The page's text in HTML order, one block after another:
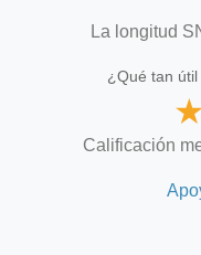
La longitud
¿Qué tan
Calificación